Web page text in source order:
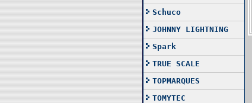
Schuco
JOHNNY LIGHTNING
Spark
TRUE SCALE
TOPMARQUES
TOMYTEC